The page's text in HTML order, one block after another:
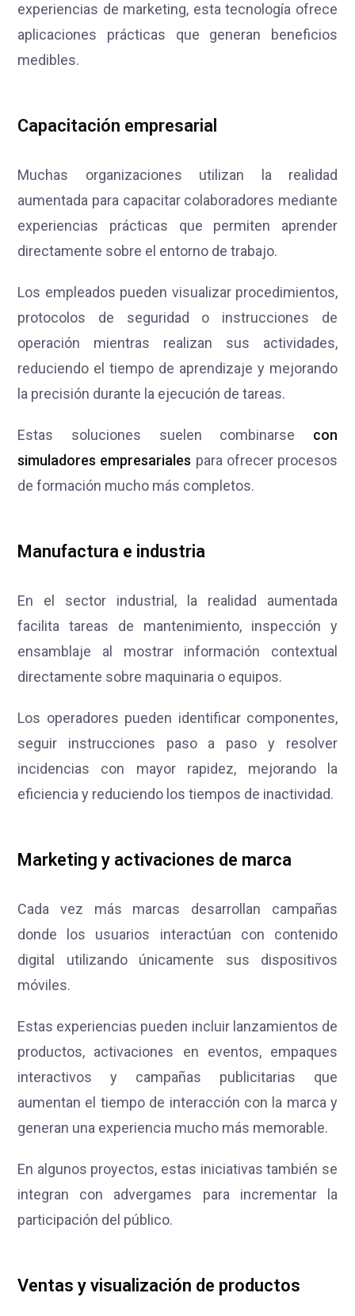
experiencias de marketing, esta tecnología ofrece
aplicaciones prácticas que generan beneficios
medibles.
Capacitación empresarial
Muchas organizaciones utilizan la realidad
aumentada para capacitar colaboradores mediante
experiencias prácticas que permiten aprender
directamente sobre el entorno de trabajo.
Los empleados pueden visualizar procedimientos,
protocolos de seguridad o instrucciones de
operación mientras realizan sus actividades,
reduciendo el tiempo de aprendizaje y mejorando
la precisión durante la ejecución de tareas.
Estas soluciones suelen combinarse con
simuladores empresariales para ofrecer procesos
de formación mucho más completos.
Manufactura e industria
En el sector industrial, la realidad aumentada
facilita tareas de mantenimiento, inspección y
ensamblaje al mostrar información contextual
directamente sobre maquinaria o equipos.
Los operadores pueden identificar componentes,
seguir instrucciones paso a paso y resolver
incidencias con mayor rapidez, mejorando la
eficiencia y reduciendo los tiempos de inactividad.
Marketing y activaciones de marca
Cada vez más marcas desarrollan campañas
donde los usuarios interactúan con contenido
digital utilizando únicamente sus dispositivos
móviles.
Estas experiencias pueden incluir lanzamientos de
productos, activaciones en eventos, empaques
interactivos y campañas publicitarias que
aumentan el tiempo de interacción con la marca y
generan una experiencia mucho más memorable.
En algunos proyectos, estas iniciativas también se
integran con advergames para incrementar la
participación del público.
Ventas y visualización de productos